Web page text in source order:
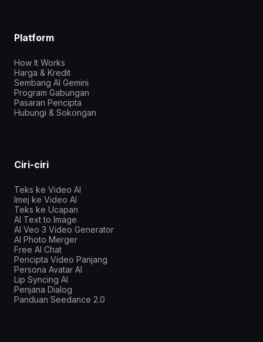
Platform
How It Works
Harga & Kredit
Sembang AI Gemini
Program Gabungan
Pasaran Pencipta
Hubungi & Sokongan
Ciri-ciri
Teks ke Video AI
Imej ke Video AI
Teks ke Ucapan
AI Text to Image
AI Veo 3 Video Generator
AI Photo Merger
Free AI Chat
Pencipta Video Panjang
Persona Avatar AI
Lip Syncing AI
Penjana Dialog
Panduan Seedance 2.0